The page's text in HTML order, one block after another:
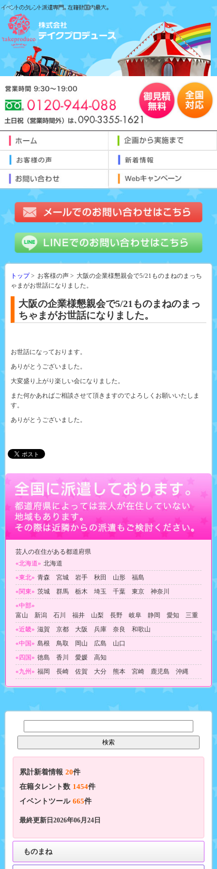
トップ> お客様の声 > 大阪の企業様懇親会で5/21ものまねのまっち
ゃまがお世話になりました。
大阪の企業様懇親会で5/21ものまねのまっ
ちゃまがお世話になりました。
お世話になっております。
ありがとうございました。
大変盛り上がり楽しい会になりました。
また何かあればご相談させて頂きますのでよろしくお願いいたしま
す。
ありがとうございました。
芸人の在住がある都道府県
«北海道» 北海道
«東北» 青森 宮城 岩手 秋田 山形 福島
«関東» 茨城 群馬 栃木 埼玉 千葉 東京 神奈川
«中部»
富山 新潟 石川 福井 山梨 長野 岐阜 静岡 愛知 三重
«近畿» 滋賀 京都 大阪 兵庫 奈良 和歌山
«中国» 島根 鳥取 岡山 広島 山口
«四国» 徳島 香川 愛媛 高知
«九州» 福岡 長崎 佐賀 大分 熊本 宮崎 鹿児島 沖縄
累計新着情報 20件
在籍タレント数 1454件
イベントツール 665件
最終更新日2026年06月24日
ものまね